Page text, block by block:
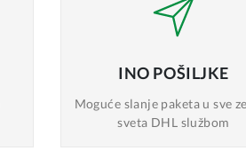
INO POŠILJKE
Moguće slanje paketa u sve
sveta DHL službom